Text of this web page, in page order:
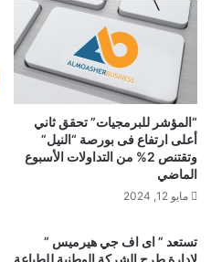
“المؤشر للبرمجيات” تحقق ثاني
أعلى ارتفاع فى بورصة “النيل”
وتقتنص 2% من التداولات الأسبوع
الماضي
مايو 12, 2024
تستعد ” اى اف جي هيرميس ”
لإدارة طرح الشركة الوطنية للطباعة